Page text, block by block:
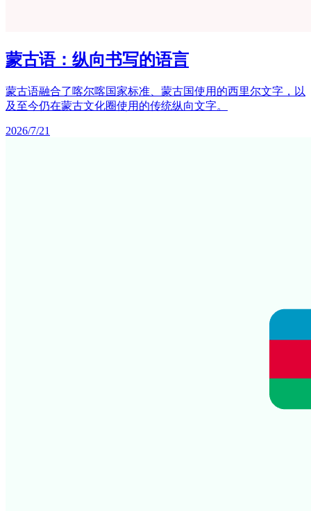
蒙古语：纵向书写的语言
蒙古语融合了喀尔喀国家标准、蒙古国使用的西里尔文字，以
及至今仍在蒙古文化圈使用的传统纵向文字。
2026/7/21